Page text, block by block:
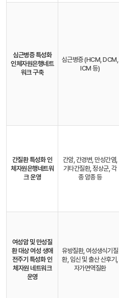
심근병증 특성화
인체자원은행네트
워크 구축
심근병증 (HCM, DCM,
ICM 등)
간질환 특성화 인
체자원은행네트워
크 운영
간암, 간경변, 만성간염,
기타간질환, 정상군, 각
종 암종 등
여성암 및 만성질
환 대상 여성 생애
전주기 특성화 인
체자원 네트워크
운영
유방질환, 여성생식기질
환, 임신 및 출산 산후기,
자가면역질환